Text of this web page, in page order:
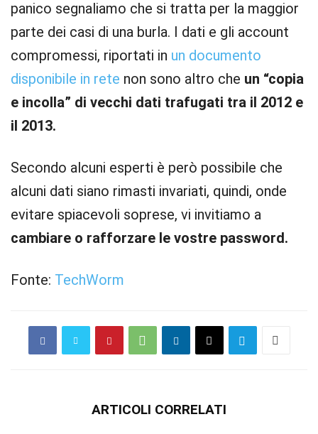
panico segnaliamo che si tratta per la maggior
parte dei casi di una burla. I dati e gli account
compromessi, riportati in un documento
disponibile in rete non sono altro che un “copia
e incolla” di vecchi dati trafugati tra il 2012 e
il 2013.
Secondo alcuni esperti è però possibile che
alcuni dati siano rimasti invariati, quindi, onde
evitare spiacevoli soprese, vi invitiamo a
cambiare o rafforzare le vostre password.
Fonte: TechWorm
ARTICOLI CORRELATI